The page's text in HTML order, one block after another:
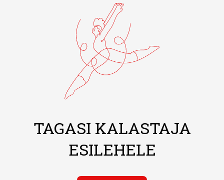
TAGASI KALASTAJA
ESILEHELE